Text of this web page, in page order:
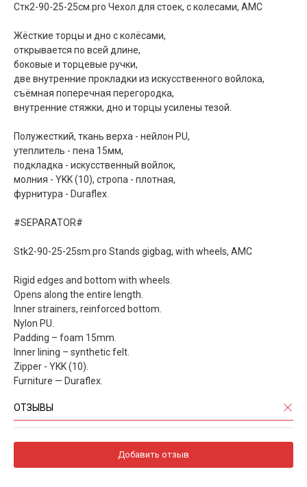
Стк2-90-25-25см.pro Чехол для стоек, с колесами, АМС
Жёсткие торцы и дно с колёсами,
открывается по всей длине,
боковые и торцевые ручки,
две внутренние прокладки из искусственного войлока,
съёмная поперечная перегородка,
внутренние стяжки, дно и торцы усилены тезой.
Полужесткий, ткань верха - нейлон PU,
утеплитель - пена 15мм,
подкладка - искусственный войлок,
молния - YKK (10), стропа - плотная,
фурнитура - Duraflex.
#SEPARATOR#
Stk2-90-25-25sm.pro Stands gigbag, with wheels, AMC
Rigid edges and bottom with wheels.
Opens along the entire length.
Inner strainers, reinforced bottom.
Nylon PU.
Padding – foam 15mm.
Inner lining – synthetic felt.
Zipper - YKK (10).
Furniture — Duraflex.
ОТЗЫВЫ
Добавить отзыв